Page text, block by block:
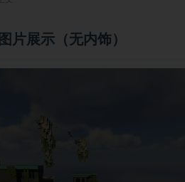
图片展示（无内饰）